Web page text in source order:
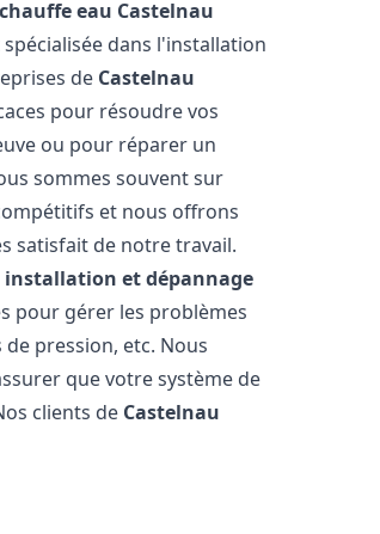
eau Castelnau
dans l'installation
de Castelnau
pour résoudre vos
ou pour réparer un
sommes souvent sur
et nous offrons
satisfait de notre travail.
installation et dépannage
pour gérer les problèmes
pression, etc. Nous
que votre système de
clients de Castelnau